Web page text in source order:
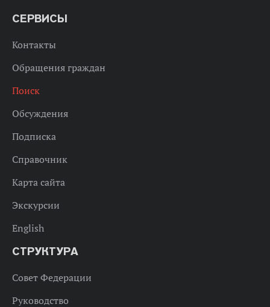
СЕРВИСЫ
Контакты
Обращения граждан
Поиск
Обсуждения
Подписка
Справочник
Карта сайта
Экскурсии
English
СТРУКТУРА
Совет Федерации
Руководство